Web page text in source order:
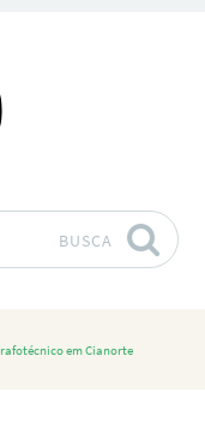
BUSCA
em Cianorte